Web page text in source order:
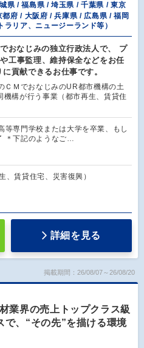
県 / 福島県 / 埼玉県 / 千葉県 / 東京
府 / 大阪府 / 兵庫県 / 広島県 / 福岡
リア、ニュージーランド等）
おなじみの独立行政法人で、 プ
工事監理、維持保全などをお任
貢献できるお仕事です。
ＣＭでおなじみのUR都市機構の土
機構が行う事業（都市再生、賃貸住
等専門学校または大学を卒業、もし
＊下記のようなご…
、賃貸住宅、災害復興）
詳細を見る
掲載期間：26/08/07～26/08/20
業界の売上トップクラス級
、“その先”を描ける環境